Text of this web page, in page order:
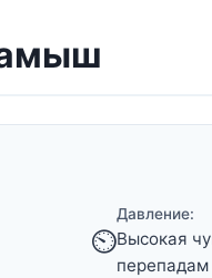
⏲️
Давление:
Высокая
перепадам